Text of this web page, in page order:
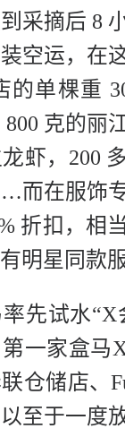
采摘后 8
空运，在
的单棵重
克的丽
虾，200
而在服饰
折扣，相
明星同款服
先试水“X
一家盒马
仓储店、
至于一度